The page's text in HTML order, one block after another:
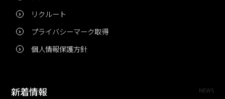
リクルート
プライバシーマーク取得
個人情報保護方針
新着情報 NEWS